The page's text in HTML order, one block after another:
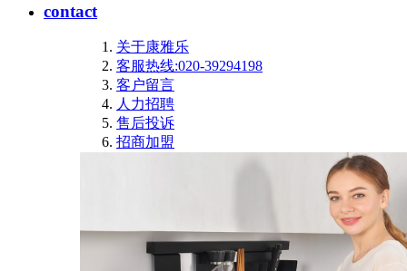
contact
关于康雅乐
客服热线:020-39294198
客户留言
人力招聘
售后投诉
招商加盟